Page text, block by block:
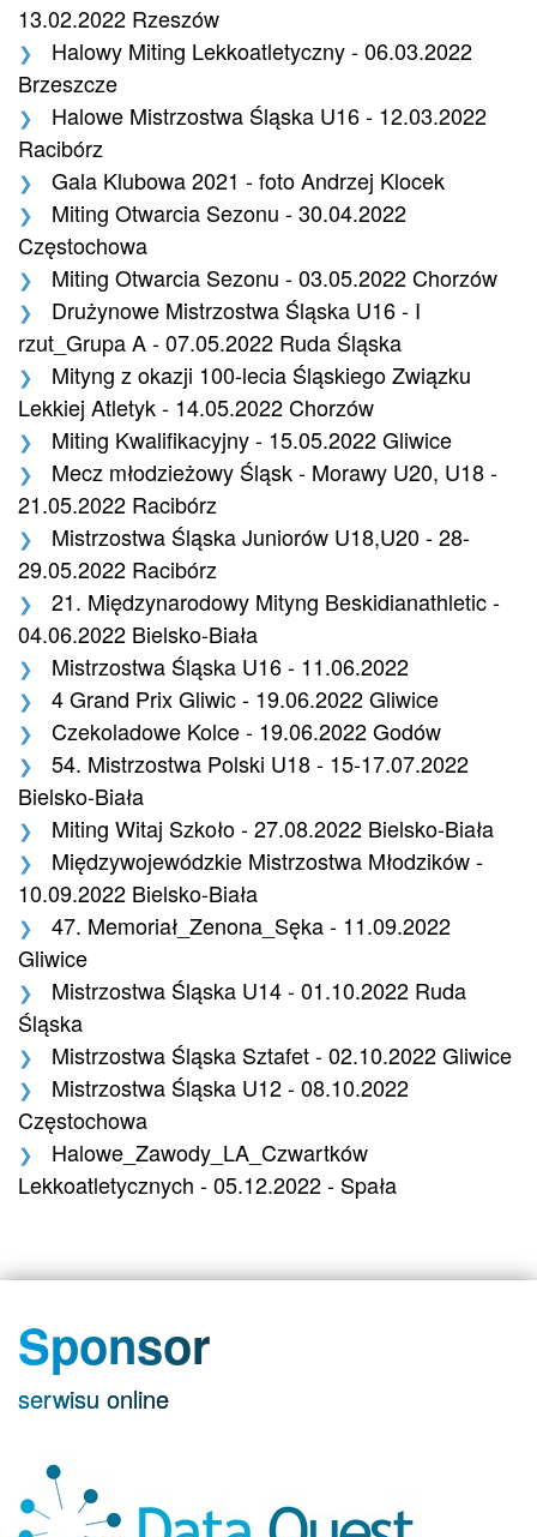
13.02.2022 Rzeszów
Halowy Miting Lekkoatletyczny - 06.03.2022
Brzeszcze
Halowe Mistrzostwa Śląska U16 - 12.03.2022
Racibórz
Gala Klubowa 2021 - foto Andrzej Klocek
Miting Otwarcia Sezonu - 30.04.2022
Częstochowa
Miting Otwarcia Sezonu - 03.05.2022 Chorzów
Drużynowe Mistrzostwa Śląska U16 - I
rzut_Grupa A - 07.05.2022 Ruda Śląska
Mityng z okazji 100-lecia Śląskiego Związku
Lekkiej Atletyk - 14.05.2022 Chorzów
Miting Kwalifikacyjny - 15.05.2022 Gliwice
Mecz młodzieżowy Śląsk - Morawy U20, U18 -
21.05.2022 Racibórz
Mistrzostwa Śląska Juniorów U18,U20 - 28-
29.05.2022 Racibórz
21. Międzynarodowy Mityng Beskidianathletic -
04.06.2022 Bielsko-Biała
Mistrzostwa Śląska U16 - 11.06.2022
4 Grand Prix Gliwic - 19.06.2022 Gliwice
Czekoladowe Kolce - 19.06.2022 Godów
54. Mistrzostwa Polski U18 - 15-17.07.2022
Bielsko-Biała
Miting Witaj Szkoło - 27.08.2022 Bielsko-Biała
Międzywojewódzkie Mistrzostwa Młodzików -
10.09.2022 Bielsko-Biała
47. Memoriał_Zenona_Sęka - 11.09.2022
Gliwice
Mistrzostwa Śląska U14 - 01.10.2022 Ruda
Śląska
Mistrzostwa Śląska Sztafet - 02.10.2022 Gliwice
Mistrzostwa Śląska U12 - 08.10.2022
Częstochowa
Halowe_Zawody_LA_Czwartków
Lekkoatletycznych - 05.12.2022 - Spała
Sponsor
serwisu online